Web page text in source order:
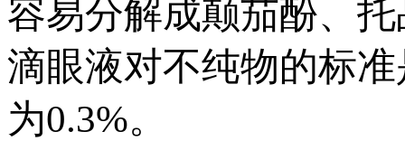
容易分解成颠茄酚、
滴眼液对不纯物的标
为0.3%。